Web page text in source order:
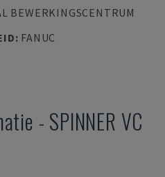
BEWERKINGSCENTRUM
: FANUC
- SPINNER VC